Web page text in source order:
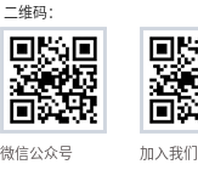
二维码：
微信公众号 加入我们